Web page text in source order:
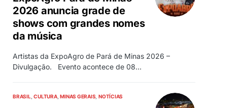
2026 anuncia grade de
shows com grandes nomes
da música
Artistas da ExpoAgro de Pará de Minas 2026 –
Divulgação. Evento acontece de 08…
BRASIL CULTURA MINAS GERAIS NOTÍCIAS